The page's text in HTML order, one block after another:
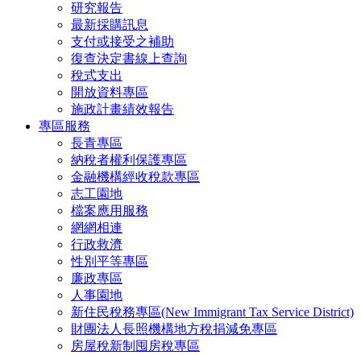
研究報告
最新採購訊息
支付或接受之補助
復查決定書線上查詢
稅式支出
開放資料專區
施政計畫績效報告
專區服務
長青專區
納稅者權利保護專區
金融機構經收稅款專區
志工園地
檔案應用服務
網網相連
行政救濟
性別平等專區
廉政專區
人事園地
新住民稅務專區(New Immigrant Tax Service District)
財團法人長照機構地方稅捐減免專區
房屋稅新制囤房稅專區